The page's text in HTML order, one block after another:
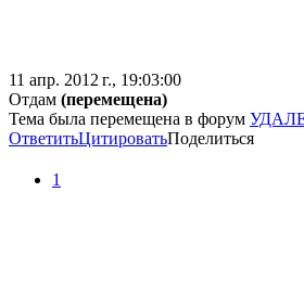
11 апр. 2012 г., 19:03:00
Отдам (перемещена)
Тема была перемещена в форум
ОтветитьЦитироватьПоделиться
1